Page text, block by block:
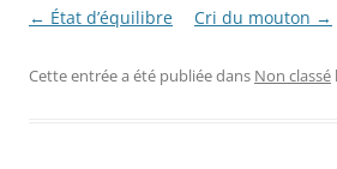
← État d’équilibre Cri du mouton →
Cette entrée a été publiée dans Non classé